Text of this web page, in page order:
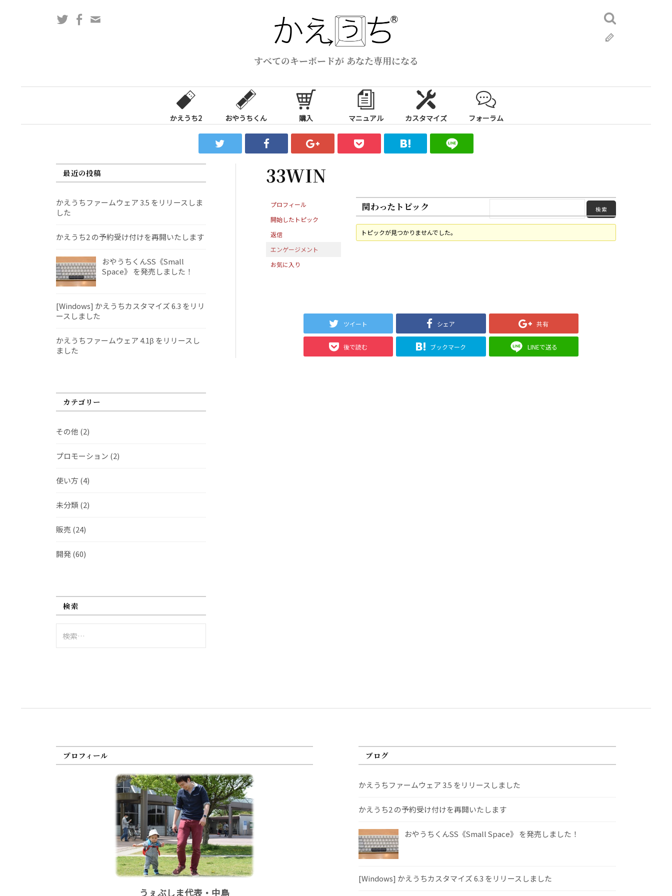
ス
すべてのキーボードが あなた専用になる
TwitterFacebook
検
索:
かえうち2 おやうちくん 購入 マニュアル カスタマイズ フォーラム
33WIN
プロフィール
開始したトピック
返信
エンゲージメント
お気に入り
関わったトピック
トピックが見つかりませんでした。
ツイート シェア 共有
後で読む ブックマーク LINEで送る
最近の投稿
かえうちファームウェア 3.5 をリリースしま
した
かえうち2 の予約受け付けを再開いたします
おやうちくんSS《Small
Space》 を発売しました！
[Windows] かえうちカスタマイズ 6.3 をリリ
ースしました
かえうちファームウェア 4.1β をリリースし
ました
カテゴリー
その他 (2)
プロモーション (2)
使い方 (4)
未分類 (2)
販売 (24)
開発(60)
検索
索:
プロフィール
うぇぶしま代表・中島
ブログ
かえうちファームウェア 3.5 をリリースしました
かえうち2 の予約受け付けを再開いたします
おやうちくんSS《Small Space》 を発売しました！
[Windows] かえうちカスタマイズ 6.3 をリリースしました